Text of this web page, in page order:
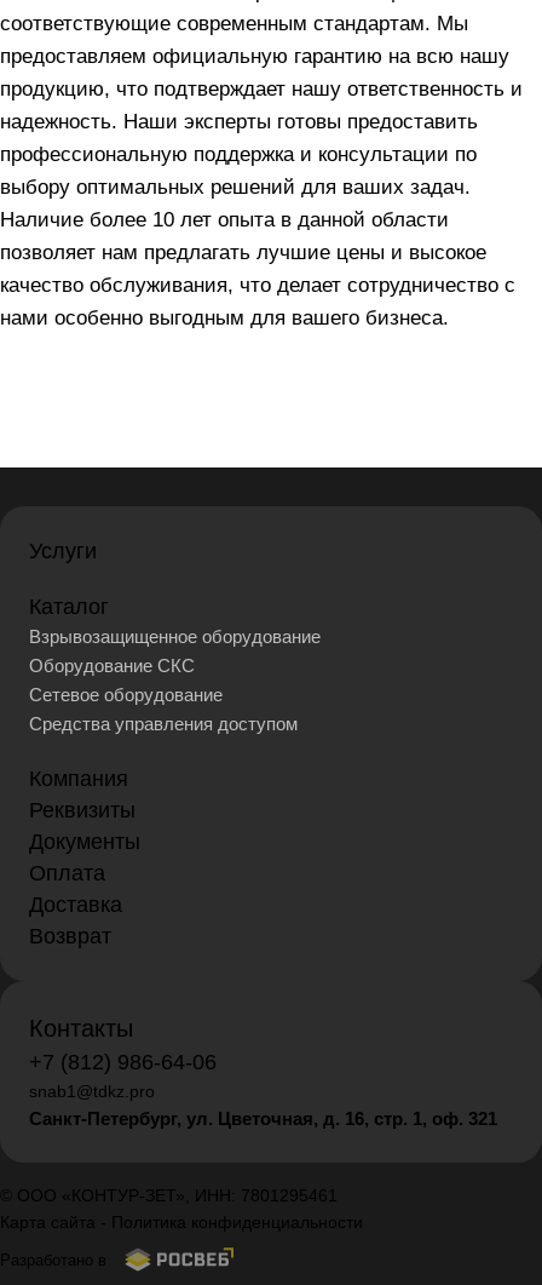
соответствующие современным стандартам. Мы
предоставляем официальную гарантию на всю нашу
продукцию, что подтверждает нашу ответственность и
надежность. Наши эксперты готовы предоставить
профессиональную поддержка и консультации по
выбору оптимальных решений для ваших задач.
Наличие более 10 лет опыта в данной области
позволяет нам предлагать лучшие цены и высокое
качество обслуживания, что делает сотрудничество с
нами особенно выгодным для вашего бизнеса.
Услуги
Каталог
Взрывозащищенное оборудование
Оборудование СКС
Сетевое оборудование
Средства управления доступом
Компания
Реквизиты
Документы
Оплата
Доставка
Возврат
Контакты
+7 (812) 986-64-06
snab1@tdkz.pro
Санкт-Петербург, ул. Цветочная, д. 16, стр. 1, оф. 321
© ООО «КОНТУР-ЗЕТ», ИНН: 7801295461
Карта сайта - Политика конфиденциальности
Разработано в